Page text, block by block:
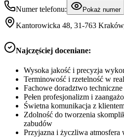
Numer telefonu: Pokaż numer
Kantorowicka 48, 31-763
Najczęściej doceniane:
Wysoka jakość i precyzja
Terminowość i rzetelność w
Fachowe doradztwo
Pełen profesjonalizm i
Świetna komunikacja z
Zdolność do tworzenia
zabudów
Przyjazna i życzliwa atmosfera